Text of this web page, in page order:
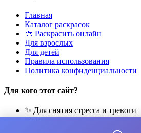
Главная
Каталог раскрасок
🎨 Раскрасить онлайн
Для взрослых
Для детей
Правила использования
Политика конфиденциальности
Для кого этот сайт?
✨ Для снятия стресса и тревоги
🎨 Для развития креативности
🧘 Для медитации и расслабления